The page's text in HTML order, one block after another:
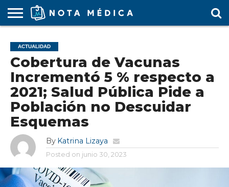
MÉDICA
ARS
ARTÍCULO
ACTUALIDAD
COLEGIO
MÉDICO
COVID-
19
EDUCACIÓN
MÉDICA
ESTUDIANTES
FARMACÉUTICAS
GUBERNAMENTAL
HOSPITALES
Y CLÍNICAS
MARKETING
MÉDICO
RESIDENTES
SALUD
LABORAL
SOCIEDADES
MÉDICAS
TURISMO
MÉDICO
VÍDEOS
ACTUALIDAD
Cobertura de Vacunas
Incrementó 5 % respecto a
2021; Salud Pública Pide a
Población no Descuidar
Esquemas
By Katrina Lizaya
Posted on junio 30, 2023